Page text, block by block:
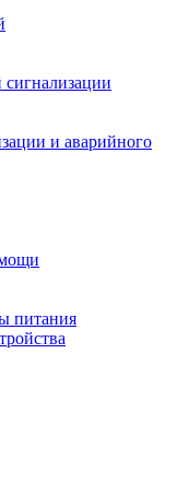
сигнализации
и аварийного
питания